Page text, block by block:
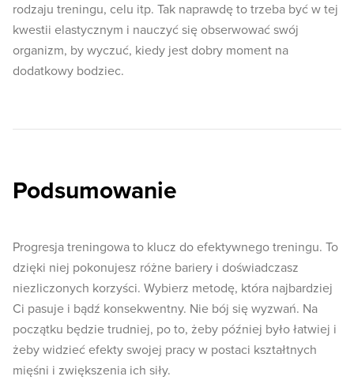
rodzaju treningu, celu itp. Tak naprawdę to trzeba być w tej
kwestii elastycznym i nauczyć się obserwować swój
organizm, by wyczuć, kiedy jest dobry moment na
dodatkowy bodziec.
Podsumowanie
Progresja treningowa to klucz do efektywnego treningu. To
dzięki niej pokonujesz różne bariery i doświadczasz
niezliczonych korzyści. Wybierz metodę, która najbardziej
Ci pasuje i bądź konsekwentny. Nie bój się wyzwań. Na
początku będzie trudniej, po to, żeby później było łatwiej i
żeby widzieć efekty swojej pracy w postaci kształtnych
mięśni i zwiększenia ich siły.